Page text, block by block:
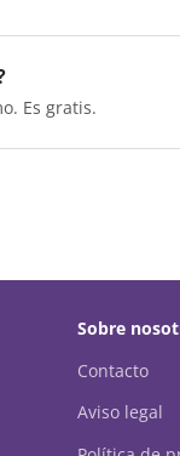
Es gratis.
Sobre
Contacto
Aviso legal